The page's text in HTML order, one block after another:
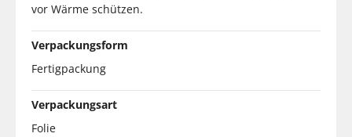
vor Wärme schützen.
Verpackungsform
Fertigpackung
Verpackungsart
Folie